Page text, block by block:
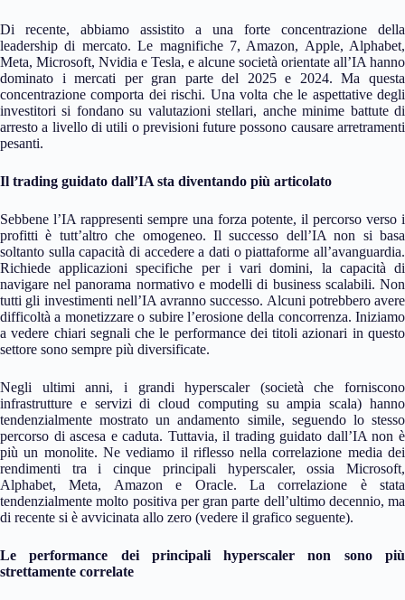
Di recente, abbiamo assistito a una forte concentrazione della
leadership di mercato. Le magnifiche 7, Amazon, Apple, Alphabet,
Meta, Microsoft, Nvidia e Tesla, e alcune società orientate all’IA hanno
dominato i mercati per gran parte del 2025 e 2024. Ma questa
concentrazione comporta dei rischi. Una volta che le aspettative degli
investitori si fondano su valutazioni stellari, anche minime battute di
arresto a livello di utili o previsioni future possono causare arretramenti
pesanti.
Il trading guidato dall’IA sta diventando più articolato
Sebbene l’IA rappresenti sempre una forza potente, il percorso verso i
profitti è tutt’altro che omogeneo. Il successo dell’IA non si basa
soltanto sulla capacità di accedere a dati o piattaforme all’avanguardia.
Richiede applicazioni specifiche per i vari domini, la capacità di
navigare nel panorama normativo e modelli di business scalabili. Non
tutti gli investimenti nell’IA avranno successo. Alcuni potrebbero avere
difficoltà a monetizzare o subire l’erosione della concorrenza. Iniziamo
a vedere chiari segnali che le performance dei titoli azionari in questo
settore sono sempre più diversificate.
Negli ultimi anni, i grandi hyperscaler (società che forniscono
infrastrutture e servizi di cloud computing su ampia scala) hanno
tendenzialmente mostrato un andamento simile, seguendo lo stesso
percorso di ascesa e caduta. Tuttavia, il trading guidato dall’IA non è
più un monolite. Ne vediamo il riflesso nella correlazione media dei
rendimenti tra i cinque principali hyperscaler, ossia Microsoft,
Alphabet, Meta, Amazon e Oracle. La correlazione è stata
tendenzialmente molto positiva per gran parte dell’ultimo decennio, ma
di recente si è avvicinata allo zero (vedere il grafico seguente).
Le performance dei principali hyperscaler non sono più
strettamente correlate